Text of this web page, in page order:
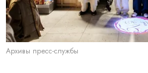
Архивы пресс-службы